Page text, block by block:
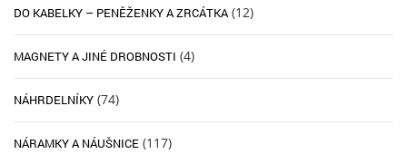
DO KABELKY – PENĚŽENKY A ZRCÁTKA (12)
MAGNETY A JINÉ DROBNOSTI (4)
NÁHRDELNÍKY (74)
NÁRAMKY A NÁUŠNICE (117)